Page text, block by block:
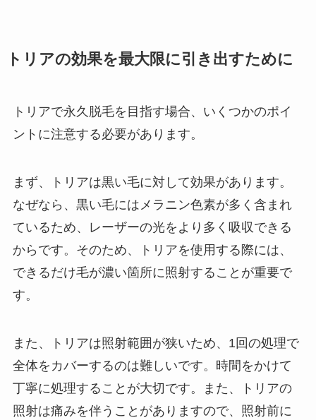
トリアの効果を最大限に引き出すために
トリアで永久脱毛を目指す場合、いくつかのポイ
ントに注意する必要があります。
まず、トリアは黒い毛に対して効果があります。
なぜなら、黒い毛にはメラニン色素が多く含まれ
ているため、レーザーの光をより多く吸収できる
からです。そのため、トリアを使用する際には、
できるだけ毛が濃い箇所に照射することが重要で
す。
また、トリアは照射範囲が狭いため、1回の処理で
全体をカバーするのは難しいです。時間をかけて
丁寧に処理することが大切です。また、トリアの
照射は痛みを伴うことがありますので、照射前に